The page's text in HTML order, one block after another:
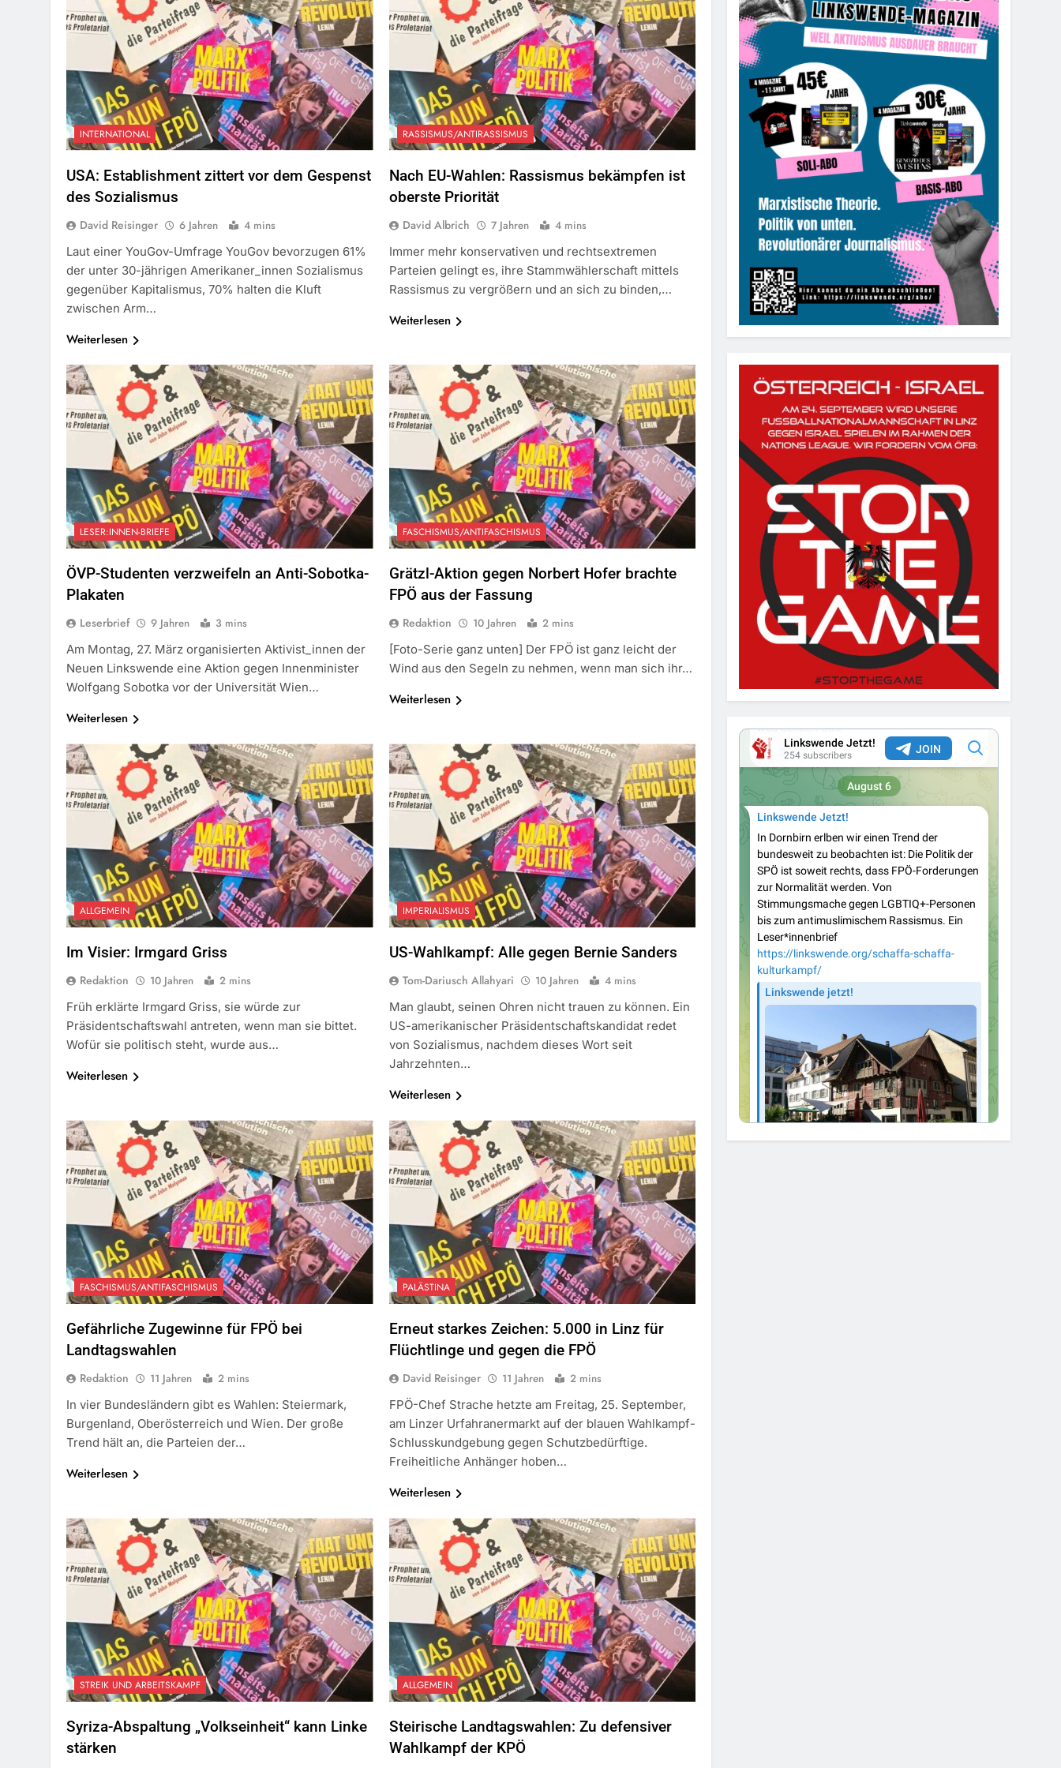
INTERNATIONAL
USA: Establishment zittert vor dem Gespenst
des Sozialismus
David Reisinger 6 Jahren
4 mins
Laut einer YouGov-Umfrage YouGov bevorzugen 61%
der unter 30-jährigen Amerikaner_innen Sozialismus
gegenüber Kapitalismus, 70% halten die Kluft
zwischen Arm…
Weiterlesen
RASSISMUS/ANTIRASSISMUS
Nach EU-Wahlen: Rassismus bekämpfen ist
oberste Priorität
David Albrich 7 Jahren
4 mins
Immer mehr konservativen und rechtsextremen
Parteien gelingt es, ihre Stammwählerschaft mittels
Rassismus zu vergrößern und an sich zu binden,…
Weiterlesen
LESER:INNEN-BRIEFE
ÖVP-Studenten verzweifeln an Anti-Sobotka-
Plakaten
Leserbrief 9 Jahren
3 mins
Am Montag, 27. März organisierten Aktivist_innen der
Neuen Linkswende eine Aktion gegen Innenminister
Wolfgang Sobotka vor der Universität Wien…
Weiterlesen
FASCHISMUS/ANTIFASCHISMUS
Grätzl-Aktion gegen Norbert Hofer brachte
FPÖ aus der Fassung
Redaktion 10 Jahren
2 mins
[Foto-Serie ganz unten] Der FPÖ ist ganz leicht der
Wind aus den Segeln zu nehmen, wenn man sich ihr…
Weiterlesen
ALLGEMEIN
Im Visier: Irmgard Griss
Redaktion 10 Jahren
2 mins
Früh erklärte Irmgard Griss, sie würde zur
Präsidentschaftswahl antreten, wenn man sie bittet.
Wofür sie politisch steht, wurde aus…
Weiterlesen
IMPERIALISMUS
US-Wahlkampf: Alle gegen Bernie Sanders
Tom-Dariusch Allahyari 10 Jahren
4 mins
Man glaubt, seinen Ohren nicht trauen zu können. Ein
US-amerikanischer Präsidentschaftskandidat redet
von Sozialismus, nachdem dieses Wort seit
Jahrzehnten…
Weiterlesen
FASCHISMUS/ANTIFASCHISMUS
Gefährliche Zugewinne für FPÖ bei
Landtagswahlen
Redaktion 11 Jahren
2 mins
In vier Bundesländern gibt es Wahlen: Steiermark,
Burgenland, Oberösterreich und Wien. Der große
Trend hält an, die Parteien der…
Weiterlesen
PALÄSTINA
Erneut starkes Zeichen: 5.000 in Linz für
Flüchtlinge und gegen die FPÖ
David Reisinger 11 Jahren
2 mins
FPÖ-Chef Strache hetzte am Freitag, 25. September,
am Linzer Urfahranermarkt auf der blauen Wahlkampf-
Schlusskundgebung gegen Schutzbedürftige.
Freiheitliche Anhänger hoben…
Weiterlesen
STREIK UND ARBEITSKAMPF
Syriza-Abspaltung „Volkseinheit“ kann Linke
stärken
ALLGEMEIN
Steirische Landtagswahlen: Zu defensiver
Wahlkampf der KPÖ